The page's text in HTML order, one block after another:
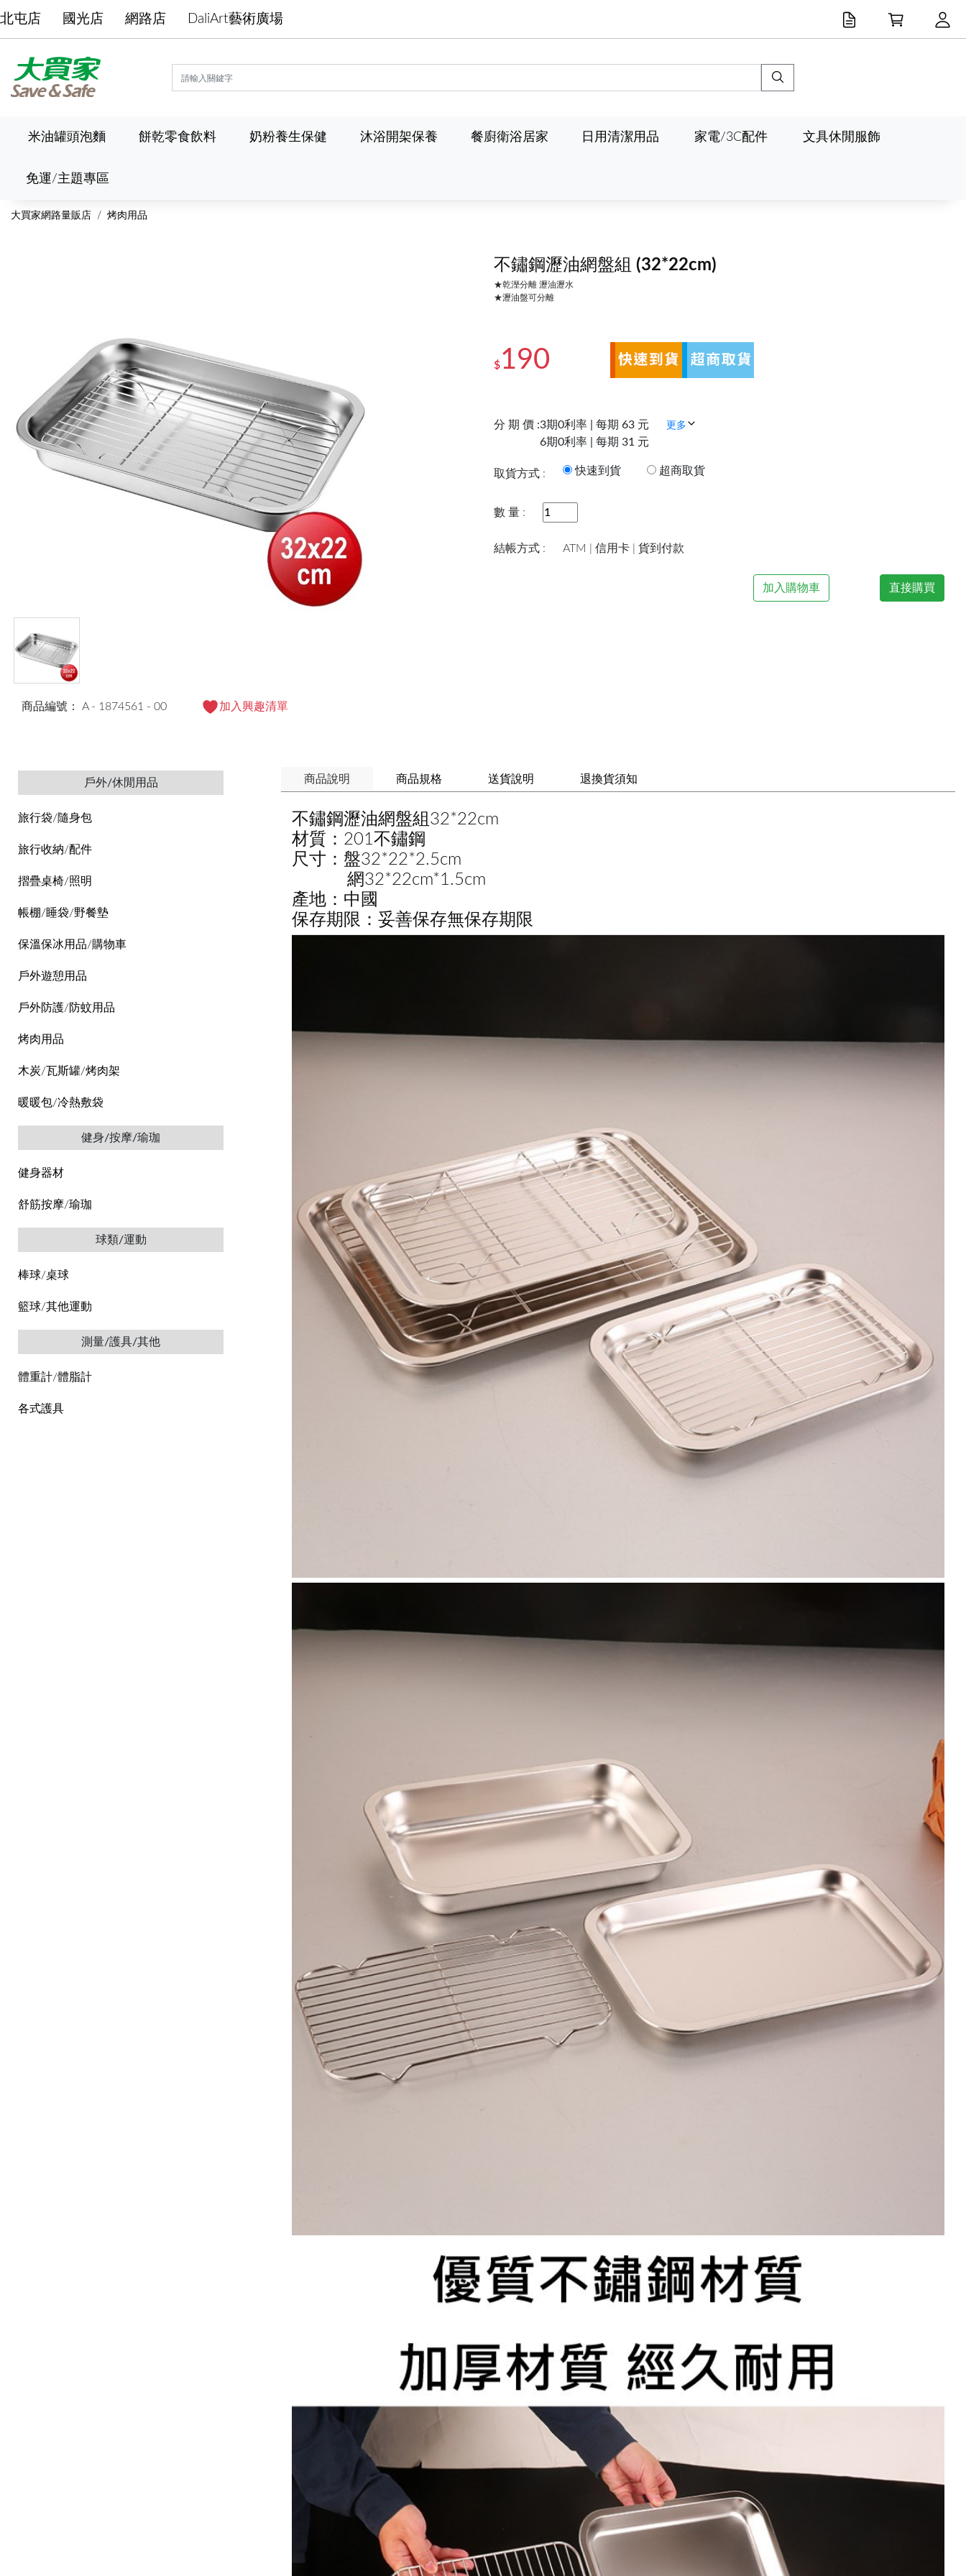
北屯店 國光店 網路店 DaliArt藝術廣場
米油罐頭泡麵 餅乾零食飲料 奶粉養生保健 沐浴開架保養 餐廚衛浴居家 日用清潔用品 家電/3C配件 文具休閒服飾
免運/主題專區
大買家網路量販店 烤肉用品
商品編號： A - 1874561 - 00 加入興趣清單
不鏽鋼瀝油網盤組 (32*22cm)
★乾溼分離 瀝油瀝水
★瀝油盤可分離
$190
分 期 價 :3期0利率 | 每期 63 元
6期0利率 | 每期 31 元
更多
取貨方式 : 快速到貨 超商取貨
數 量 :
結帳方式 : ATM | 信用卡 | 貨到付款
加入購物車 直接購買
戶外/休閒用品
旅行袋/隨身包
旅行收納/配件
摺疊桌椅/照明
帳棚/睡袋/野餐墊
保溫保冰用品/購物車
戶外遊憩用品
戶外防護/防蚊用品
烤肉用品
木炭/瓦斯罐/烤肉架
暖暖包/冷熱敷袋
健身/按摩/瑜珈
健身器材
舒筋按摩/瑜珈
球類/運動
棒球/桌球
籃球/其他運動
測量/護具/其他
體重計/體脂計
各式護具
商品說明 商品規格 送貨說明 退換貨須知
不鏽鋼瀝油網盤組32*22cm
材質：201不鏽鋼
尺寸：盤32*22*2.5cm
網32*22cm*1.5cm
產地：中國
保存期限：妥善保存無保存期限